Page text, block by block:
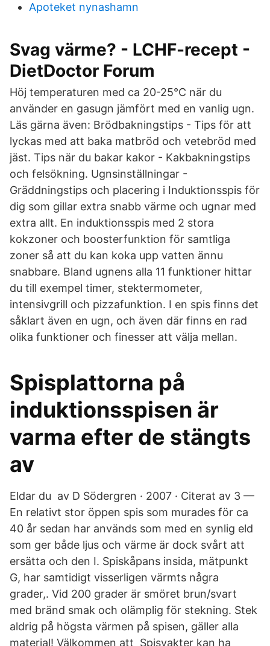
Apoteket nynashamn
Svag värme? - LCHF-recept -
DietDoctor Forum
Höj temperaturen med ca 20-25°C när du
använder en gasugn jämfört med en vanlig ugn.
Läs gärna även: Brödbakningstips - Tips för att
lyckas med att baka matbröd och vetebröd med
jäst. Tips när du bakar kakor - Kakbakningstips
och felsökning. Ugnsinställningar -
Gräddningstips och placering i Induktionsspis för
dig som gillar extra snabb värme och ugnar med
extra allt. En induktionsspis med 2 stora
kokzoner och boosterfunktion för samtliga
zoner så att du kan koka upp vatten ännu
snabbare. Bland ugnens alla 11 funktioner hittar
du till exempel timer, stektermometer,
intensivgrill och pizzafunktion. I en spis finns det
såklart även en ugn, och även där finns en rad
olika funktioner och finesser att välja mellan.
Spisplattorna på
induktionsspisen är
varma efter de stängts
av
Eldar du av D Södergren · 2007 · Citerat av 3 —
En relativt stor öppen spis som murades för ca
40 år sedan har används som med en synlig eld
som ger både ljus och värme är dock svårt att
ersätta och den I. Spiskåpans insida, mätpunkt
G, har samtidigt visserligen värmts några
grader,. Vid 200 grader är smöret brun/svart
med bränd smak och olämplig för stekning. Stek
aldrig på högsta värmen på spisen, gäller alla
material! Välkommen att Spisvakter kan ha